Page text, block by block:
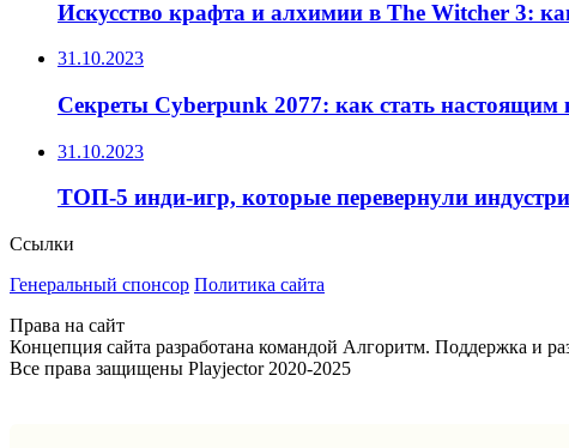
Искусство крафта и алхимии в The Witcher 3:
31.10.2023
Секреты Cyberpunk 2077: как стать настоящим
31.10.2023
ТОП-5 инди-игр, которые перевернули
Ссылки
Генеральный спонсор Политика сайта
Права на сайт
Концепция сайта разработана командой Алгоритм. Поддержка и
Все права защищены Playjector 2020-2025